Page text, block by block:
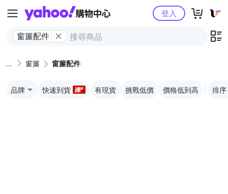
Yahoo購物中心
窗簾配件
登入
窗簾 窗簾配件
品牌 快速到貨 有現貨 挑戰低價 價格低到高 排序